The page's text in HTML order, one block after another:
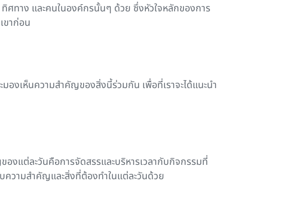
ศทาง และคนในองค์กรนั้นๆ ด้วย ซึ่งหัวใจหลักของการ
ขาก่อน
องเห็นความสำคัญของสิ่งนี้ร่วมกัน เพื่อที่เราจะได้แนะนำ
องแต่ละวันคือการจัดสรรและบริหารเวลากับกิจกรรมที่
ความสำคัญและสิ่งที่ต้องทำในแต่ละวันด้วย